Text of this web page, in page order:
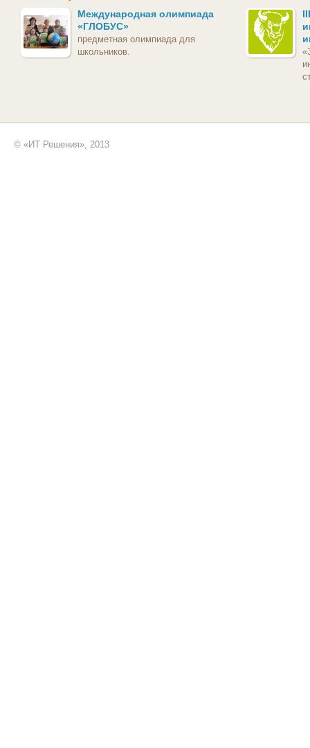
Международная олимпиада
«ГЛОБУС»
предметная олимпиада для
школьников.
© «ИТ Решения», 2013